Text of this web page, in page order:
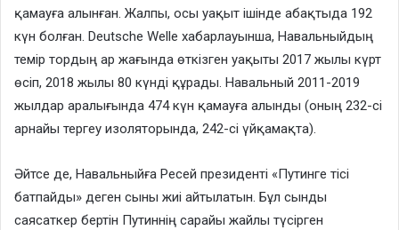
қамауға алынған. Жалпы, осы уақыт ішінде абақтыда 192
күн болған. Deutsche Welle хабарлауынша, Навальныйдың
темір тордың ар жағында өткізген уақыты 2017 жылы күрт
өсіп, 2018 жылы 80 күнді құрады. Навальный 2011-2019
жылдар аралығында 474 күн қамауға алынды (оның 232-сі
арнайы тергеу изоляторында, 242-сі үйқамақта).
Әйтсе де, Навальныйға Ресей президенті «Путинге тісі
батпайды» деген сыны жиі айтылатын. Бұл сынды
саясаткер бертін Путиннің сарайы жайлы түсірген